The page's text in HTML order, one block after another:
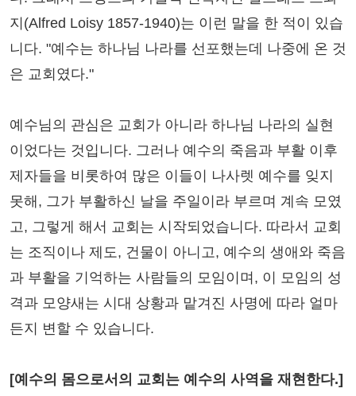
지(Alfred Loisy 1857-1940)는 이런 말을 한 적이 있습
니다. "예수는 하나님 나라를 선포했는데 나중에 온 것
은 교회였다."
예수님의 관심은 교회가 아니라 하나님 나라의 실현
이었다는 것입니다. 그러나 예수의 죽음과 부활 이후
제자들을 비롯하여 많은 이들이 나사렛 예수를 잊지
못해, 그가 부활하신 날을 주일이라 부르며 계속 모였
고, 그렇게 해서 교회는 시작되었습니다. 따라서 교회
는 조직이나 제도, 건물이 아니고, 예수의 생애와 죽음
과 부활을 기억하는 사람들의 모임이며, 이 모임의 성
격과 모양새는 시대 상황과 맡겨진 사명에 따라 얼마
든지 변할 수 있습니다.
[예수의 몸으로서의 교회는 예수의 사역을 재현한다.]